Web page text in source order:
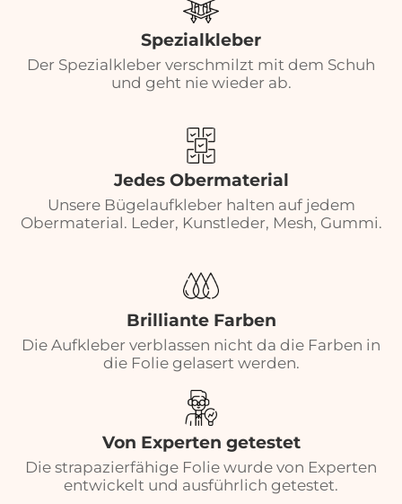
Spezialkleber
Der Spezialkleber verschmilzt mit dem Schuh
und geht nie wieder ab.
Jedes Obermaterial
Unsere Bügelaufkleber halten auf jedem
Obermaterial. Leder, Kunstleder, Mesh, Gummi.
Brilliante Farben
Die Aufkleber verblassen nicht da die Farben in
die Folie gelasert werden.
Von Experten getestet
Die strapazierfähige Folie wurde von Experten
entwickelt und ausführlich getestet.